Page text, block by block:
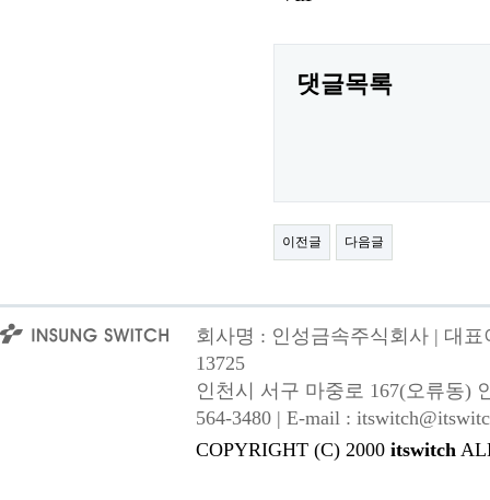
댓글목록
이전글 다음글
회사명 : 인성금속주식회사 | 대
13725
인천시 서구 마중로 167(오류동)
564-3480 | E-mail :
COPYRIGHT (C) 2000 itswitch